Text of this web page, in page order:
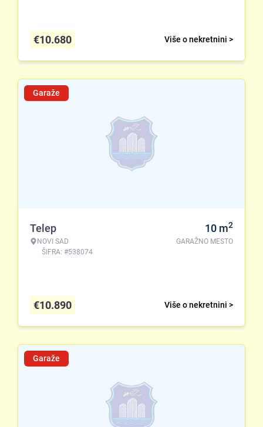
Više o nekretnini >
€10.680
Garaže
Telep
NOVI SAD
ŠIFRA: #538074
10 m2
GARAŽNO MESTO
Više o nekretnini >
€10.890
Garaže